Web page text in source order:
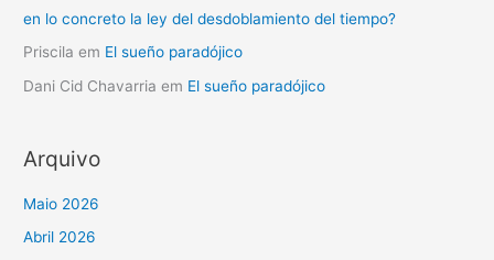
en lo concreto la ley del desdoblamiento del tiempo?
Priscila em El sueño paradójico
Dani Cid Chavarria em El sueño paradójico
Arquivo
Maio 2026
Abril 2026